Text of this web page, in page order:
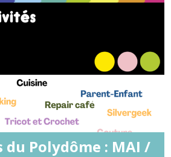
du Polydôme : MAI /